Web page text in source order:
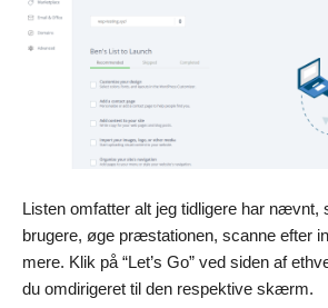
Listen omfatter alt jeg tidligere har nævnt,
brugere, øge præstationen, scanne efter
mere. Klik på “Let’s Go” ved siden af
du omdirigeret til den respektive skærm.